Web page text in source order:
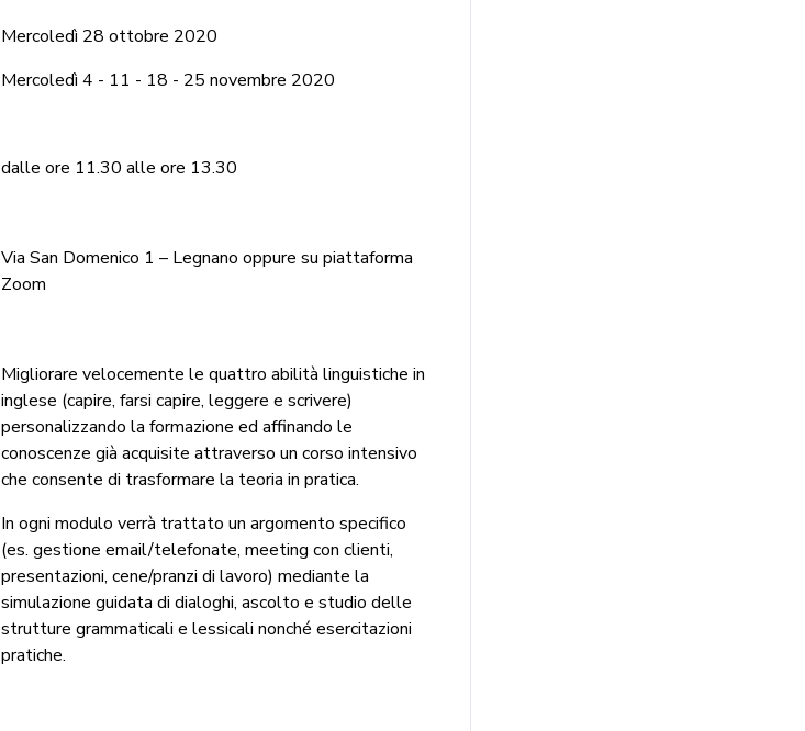
Mercoledì 28 ottobre 2020
Mercoledì 4 - 11 - 18 - 25 novembre 2020
dalle ore 11.30 alle ore 13.30
Via San Domenico 1 – Legnano oppure su piattaforma
Zoom
Migliorare velocemente le quattro abilità linguistiche in
inglese (capire, farsi capire, leggere e scrivere)
personalizzando la formazione ed affinando le
conoscenze già acquisite attraverso un corso intensivo
che consente di trasformare la teoria in pratica.
In ogni modulo verrà trattato un argomento specifico
(es. gestione email/telefonate, meeting con clienti,
presentazioni, cene/pranzi di lavoro) mediante la
simulazione guidata di dialoghi, ascolto e studio delle
strutture grammaticali e lessicali nonché esercitazioni
pratiche.